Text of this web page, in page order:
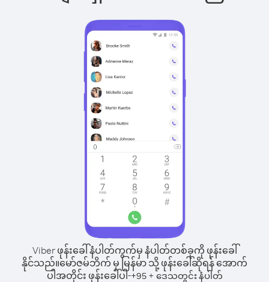
Viber ဖုန်းခေါ်နံပါတ်ကွက်မှ နံပါတ်တစ်ခုကို ဖုန်းခေါ်
နိုင်သည်။မော်ဇမ်ဘိက် မှ မြန်မာ သို့ ဖုန်းခေါ်ဆိုရန် အောက်
ပါအတိုင်း ဖုန်းခေါ်ပါ-+95+ ဒေသတွင်း နံပါတ်